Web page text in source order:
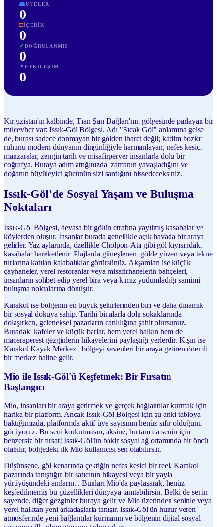
👥UYELER
0
□İÇERIK
0
✓DOĞRULANMIŞ
0
✦ETKILEŞIM
0
Kırgızistan'ın kalbinde, Tıan Şan Dağları'nın gölgesinde parlayan bir
mücevher var: Issık-Göl Bölgesi. Adı "Sıcak Göl" anlamına gelse
de, burası sadece donmayan bir gölden ibaret değil; kadim bozkır
ruhunu modern dünyanın dinginliğiyle harmanlayan, nefes kesici
manzaralar, zengin tarih ve misafirperver insanlarla dolu bir
coğrafya. Buraya adım attığınızda, zamanın yavaşladığını ve
doğanın büyüleyici gücünün sizi sardığını hissedeceksiniz.
Issık-Göl'de Sosyal Yaşam ve Buluşma
Noktaları
Issık-Göl Bölgesi, devasa bir gölün etrafına yayılmış kasabalar ve
köylerden oluşur. İnsanlar burada genellikle açık havada bir araya
gelirler. Yaz aylarında, özellikle Cholpon-Ata gibi göl kıyısındaki
kasabalar hareketlenir. Plajlarda güneşlenen, gölde yüzen veya tekne
turlarına katılan kalabalıklar görürsünüz. Akşamları ise küçük
çayhaneler, yerel restoranlar veya misafirhanelerin bahçeleri,
insanların sohbet edip yerel bira veya kımız yudumladığı samimi
buluşma noktalarına dönüşür.
Karakol ise bölgenin en büyük şehirlerinden biri ve daha dinamik
bir sosyal dokuya sahip. Tarihi binalarla dolu sokaklarında
dolaşırken, geleneksel pazarların canlılığına şahit olursunuz.
Buradaki kafeler ve küçük barlar, hem yerel halkın hem de
maceraperest gezginlerin hikayelerini paylaştığı yerlerdir. Kışın ise
Karakol Kayak Merkezi, bölgeyi sevenleri bir araya getiren önemli
bir merkez haline gelir.
Mio ile Issık-Göl'ü Keşfetmek: Bir Fırsatın
Başlangıcı
Mio, insanları bir araya getirmek ve gerçek bağlantılar kurmak için
harika bir platform. Ancak Issık-Göl Bölgesi için şu anki tabloya
baktığımızda, platformda aktif üye sayısının henüz sıfır olduğunu
görüyoruz. Bu seni korkutmasın; aksine, bu tam da senin için
benzersiz bir fırsat! Issık-Göl'ün bakir sosyal ağ ortamında bir öncü
olabilir, bölgedeki ilk Mio kullanıcısı sen olabilirsin.
Düşünsene, göl kenarında çektiğin nefes kesici bir reel, Karakol
pazarında tanıştığın bir satıcının hikayesi veya bir yayla
yürüyüşündeki anıların... Bunları Mio'da paylaşarak, henüz
keşfedilmemiş bu güzellikleri dünyaya tanıtabilirsin. Belki de senin
sayende, diğer gezginler buraya gelir ve Mio üzerinden seninle veya
yerel halktan yeni arkadaşlarla tanışır. Issık-Göl'ün huzur veren
atmosferinde yeni bağlantılar kurmanın ve bölgenin dijital sosyal